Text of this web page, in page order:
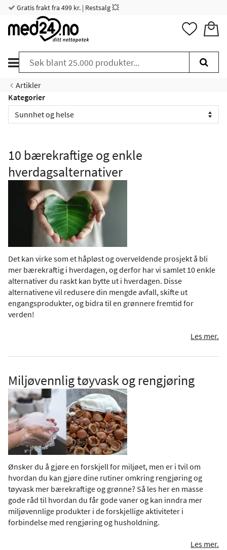
Gratis frakt fra 499 kr. | Restsalg 💥
Artikler
Kategorier
10 bærekraftige og enkle
hverdagsalternativer
Det kan virke som et håpløst og overveldende prosjekt å bli
mer bærekraftig i hverdagen, og derfor har vi samlet 10 enkle
alternativer du raskt kan bytte ut i hverdagen. Disse
alternativene vil redusere din mengde avfall, skifte ut
engangsprodukter, og bidra til en grønnere fremtid for
verden!
Les mer.
Miljøvennlig tøyvask og rengjøring
Ønsker du å gjøre en forskjell for miljøet, men er i tvil om
hvordan du kan gjøre dine rutiner omkring rengjøring og
tøyvask mer bærekraftige og grønne? Så les her en masse
gode råd til hvordan du får gode vaner og kan inndra mer
miljøvennlige produkter i de forskjellige aktiviteter i
forbindelse med rengjøring og husholdning.
Les mer.